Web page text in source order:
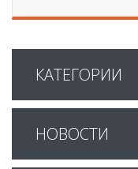
КАТЕГОРИИ
НОВОСТИ